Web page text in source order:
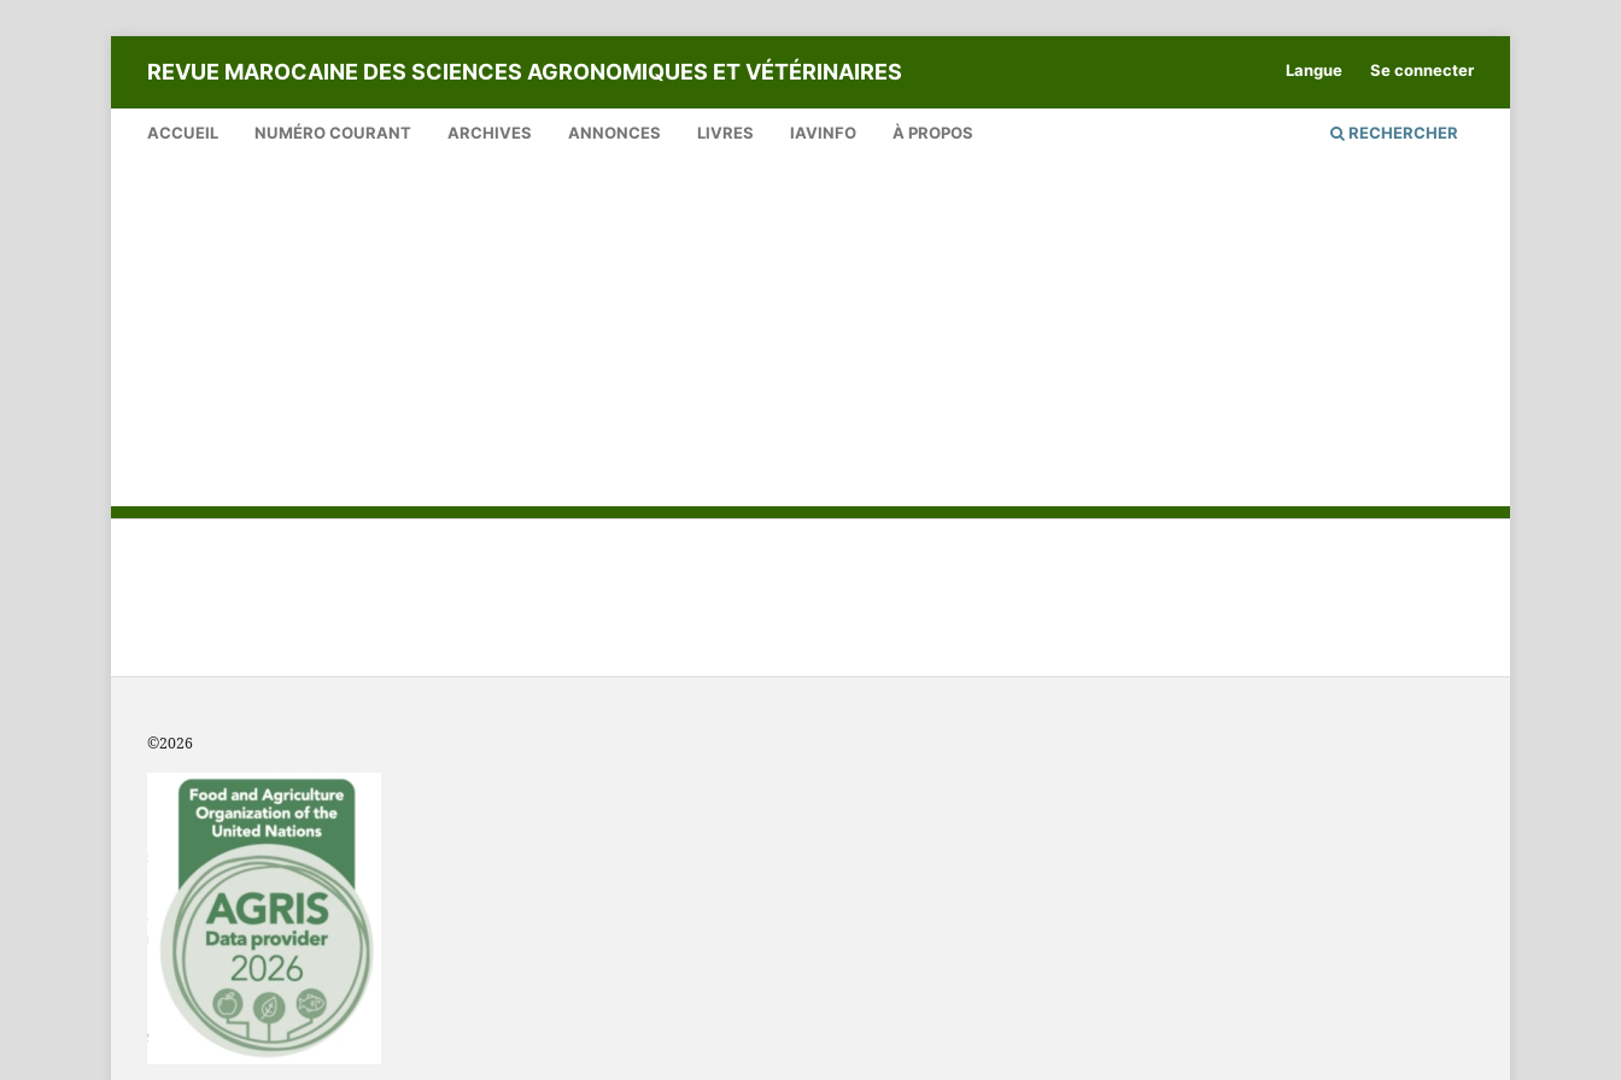
REVUE MAROCAINE DES SCIENCES AGRONOMIQUES ET VÉTÉRINAIRES
ACCUEIL NUMÉRO COURANT ARCHIVES ANNONCES LIVRES IAVINFO À PROPOS RECHERCHER
Langue Se connecter
©2026